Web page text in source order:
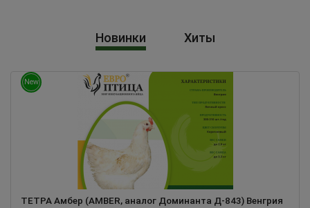
Новинки Хиты
New
ТЕТРА Амбер (AMBER, аналог Доминанта Д-843) Венгрия